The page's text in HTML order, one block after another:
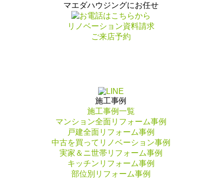
マエダハウジングにお任せ
リノベーション資料請求
ご来店予約
施工事例
施工事例一覧
マンション全面リフォーム事例
戸建全面リフォーム事例
中古を買ってリノベーション事例
実家＆ニ世帯リフォーム事例
キッチンリフォーム事例
部位別リフォーム事例